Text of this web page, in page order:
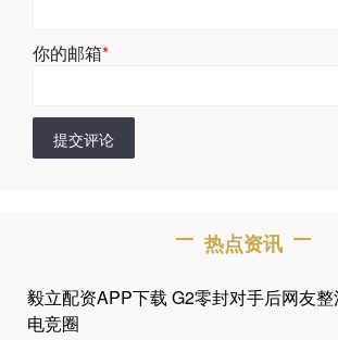
你的邮箱*
提交评论
热点资讯
毅立配资APP下载 G2零封对手后网友
电竞圈